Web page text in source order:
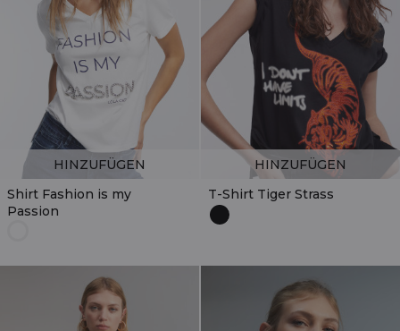
Shirt Fashion is my
Passion
HINZUFÜGEN
T-Shirt Tiger Strass
HINZUFÜGEN